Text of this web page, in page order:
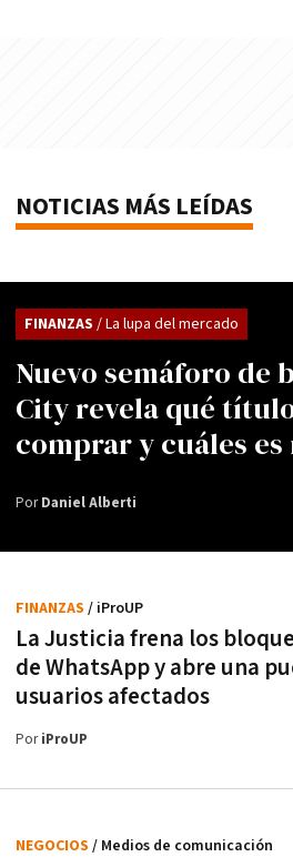
NOTICIAS MÁS LEÍDAS
Nuevo semáforo de
City revela qué
comprar y cuáles
FINANZAS / La lupa del mercado
PorDaniel Alberti
La Justicia frena los
de WhatsApp y abre una
usuarios afectados
FINANZAS / iProUP
PoriProUP
NEGOCIOS / Medios de comunicación